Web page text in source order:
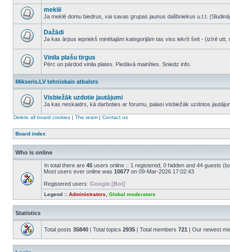
unread
posts
unread
posts
meklē
Ja meklē domu biedrus, vai savas grupas jaunus dalībniekus u.t.t.
unread
posts
Dažādi
Ja kas ārpus iepriekš minētajām kategorijām tas viss iekrīt šeit - (izīrē utt,
unread
posts
Vinila plašu tirgus
Pērc un pārdod vinila plates. Piedāvā mainīties. Sniedz info.
Mikseris.LV tehniskais atbalsts
unread
Visbiežāk uzdotie jautājumi
Ja kas neskaidrs, kā darboties ar forumu, palasi visbiežāk uzdotos
Delete all board cookies | The team | Contact us
Board index
Who is online
In total there are 45 users online :: 1 registered, 0 hidden and 44 guests
Most users ever online was 10677 on 09-Mar-2026 17:02:43
Registered users: Google [Bot]
Legend :: Administrators Global moderators
Statistics
Total posts 35840 | Total topics 2935 | Total members 721 | Our newest